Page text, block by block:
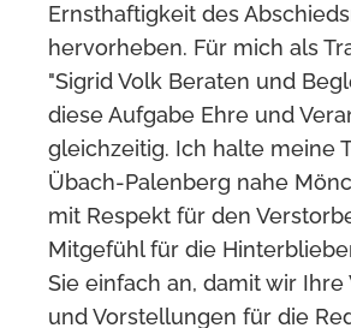
Ernsthaftigkeit des
hervorheben. Für mich als
"Sigrid Volk Beraten und
diese Aufgabe Ehre und
gleichzeitig. Ich halte meine
Übach-Palenberg nahe
mit Respekt für den
Mitgefühl für die
Sie einfach an, damit wir Ihre
und Vorstellungen für die